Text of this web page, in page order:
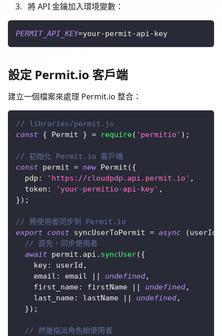
將 API 金鑰加入環境變數：
PERMIT_API_KEY=your-permit-api-key
設定 Permit.io 客戶端
建立一個檔案來處理 Permit.io 整合：
// libraries/permit.js
const { Permit } = require( 'permitio' ) ;
// 初始化 Permit.io 客戶端
const permit = new Permit ({
pdp : 'https://cloudpdp.api.permit.io' ,
token : 'your-permitio-api-key' ,
}) ;
// 將使用者同步到 Permit.io
export const syncUserToPermit = async (userId
// 首先，同步使用者
await permit . api . syncUser({
key: userId ,
email : email || undefined,
first_name: firstName || undefined,
last_name: lastName || undefined,
}) ;
// 然後指派角色給使用者